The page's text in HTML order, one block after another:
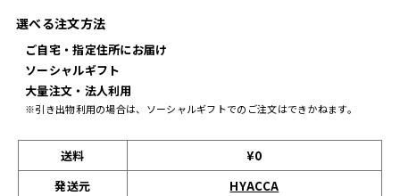
選べる注文方法
ご自宅・指定住所にお届け
ソーシャルギフト
大量注文・法人利用
※引き出物利用の場合は、ソーシャルギフトでのご注文はできかねます。
送料
¥0
発送元
HYACCA